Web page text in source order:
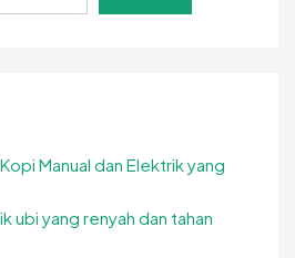
Manual dan Elektrik yang
ubi yang renyah dan tahan